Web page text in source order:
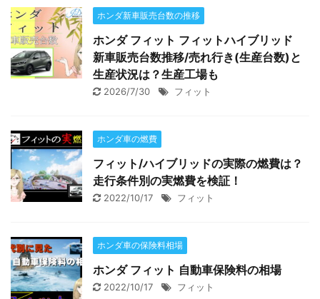
ホンダ新車販売台数の推移
ホンダ フィット フィットハイブリッド
新車販売台数推移/売れ行き(生産台数)と
生産状況は？生産工場も
2026/7/30 フィット
ホンダ車の燃費
フィット/ハイブリッドの実際の燃費は？
走行条件別の実燃費を検証！
2022/10/17 フィット
ホンダ車の保険料相場
ホンダ フィット 自動車保険料の相場
2022/10/17 フィット